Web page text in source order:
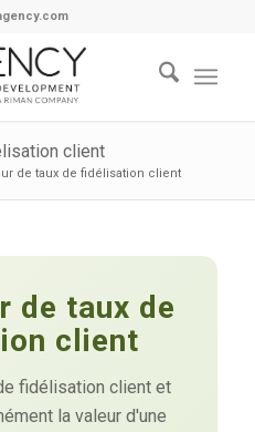
client
de taux de fidélisation client
de taux de
client
fidélisation client et
la valeur d'une